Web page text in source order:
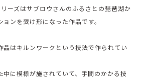
ーズはサブロウさんのふるさとの琵琶湖か
ョンを受け形になった作品です。
品はキルンワークという技法で作られてい
中に模様が施されていて、手間のかかる技